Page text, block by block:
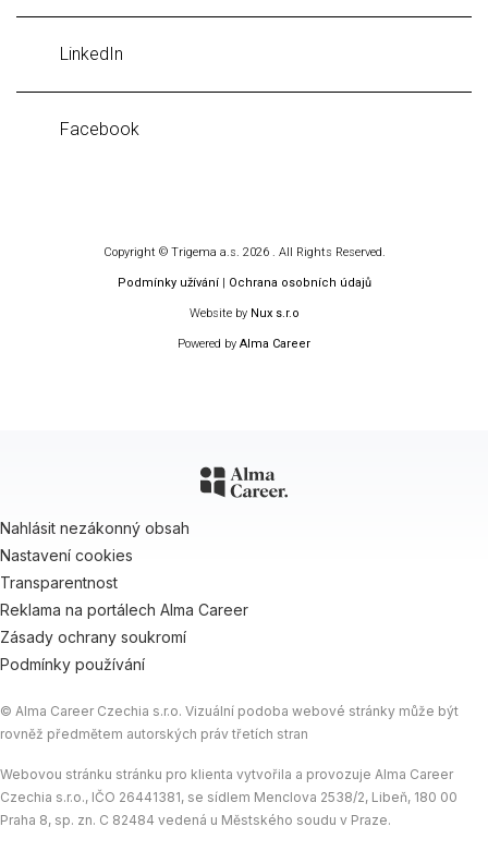
LinkedIn
Facebook
Copyright © Trigema a.s. 2026 . All Rights Reserved.
Podmínky užívání| Ochrana osobních údajů
Website by Nux s.r.o
Powered by Alma Career
Nahlásit nezákonný obsah
Nastavení cookies
Transparentnost
Reklama na portálech Alma Career
Zásady ochrany soukromí
Podmínky používání
© Alma Career Czechia s.r.o. Vizuální podoba webové stránky může být
rovněž předmětem autorských práv třetích stran
Webovou stránku stránku pro klienta vytvořila a provozuje Alma Career
Czechia s.r.o., IČO 26441381, se sídlem Menclova 2538/2, Libeň, 180 00
Praha 8, sp. zn. C 82484 vedená u Městského soudu v Praze.